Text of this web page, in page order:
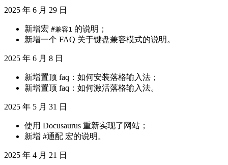
2025 年 6 月 29 日
新增宏 #兼容1 的说明；
新增一个 FAQ 关于键盘兼容模式的说明。
2025 年 6 月 8 日
新增置顶 faq：如何安装落格输入法；
新增置顶 faq：如何激活落格输入法。
2025 年 5 月 31 日
使用 Docusaurus 重新实现了网站；
新增 #通配 宏的说明。
2025 年 4 月 21 日